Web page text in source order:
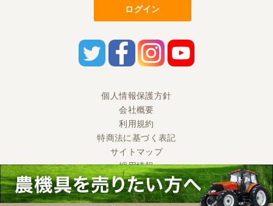
迅速な取引有難うございました
東京都／大西
とても迅速で丁寧なご対応ありがとうございまし
ておりますので、どうぞ宜しくお願い申し上げま
当方の要望に対して、丁寧な対応をしていただきま
した。 契約から引取りまでの対応ありがとうござい
ました。 とても良い取引ができ感謝です。 中古農機
ですが、期待以上の良い機械でした。
ログイン
個人情報保護方針
会社概要
利用規約
特商法に基づく表記
サイトマップ
採用情報
Ⓒ 2020 UMM CO., LTD. All Rights Reserved.